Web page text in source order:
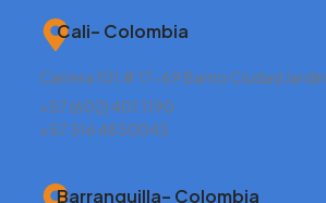
Cali– Colombia
Carrera 101 # 17-69 Barrio Ciudad Jardín
+57 (602) 401 1190
+57 316 4830043
Barranquilla– Colombia